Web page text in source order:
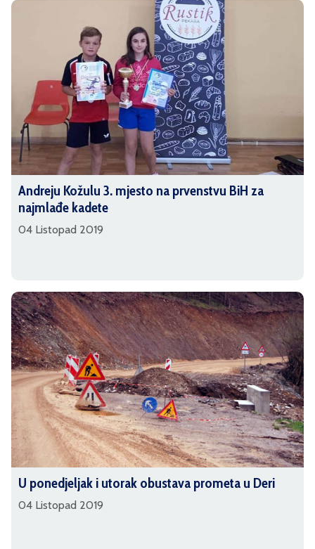
Andreju Kožulu 3. mjesto na prvenstvu BiH za
najmlađe kadete
04 Listopad 2019
U ponedjeljak i utorak obustava prometa u Deri
04 Listopad 2019